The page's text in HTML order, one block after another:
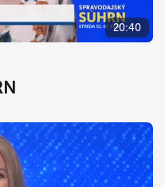
20:40